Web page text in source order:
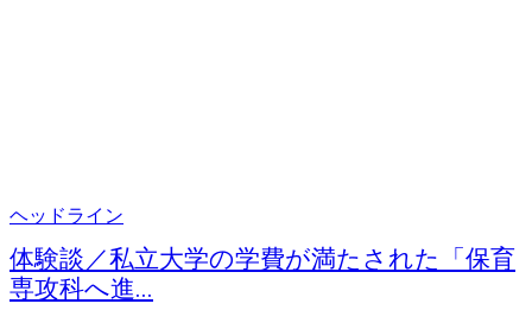
ヘッドライン
体験談／私立大学の学費が満たされた「保育
専攻科へ進...